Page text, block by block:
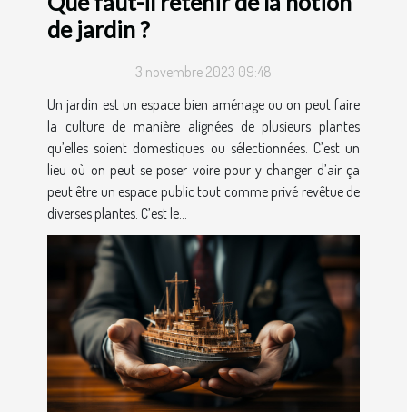
de jardin ?
3 novembre 2023 09:48
Un jardin est un espace bien aménage ou on peut faire
la culture de manière alignées de plusieurs plantes
qu’elles soient domestiques ou sélectionnées. C’est un
lieu où on peut se poser voire pour y changer d’air ça
peut être un espace public tout comme privé revêtue de
diverses plantes. C’est le...